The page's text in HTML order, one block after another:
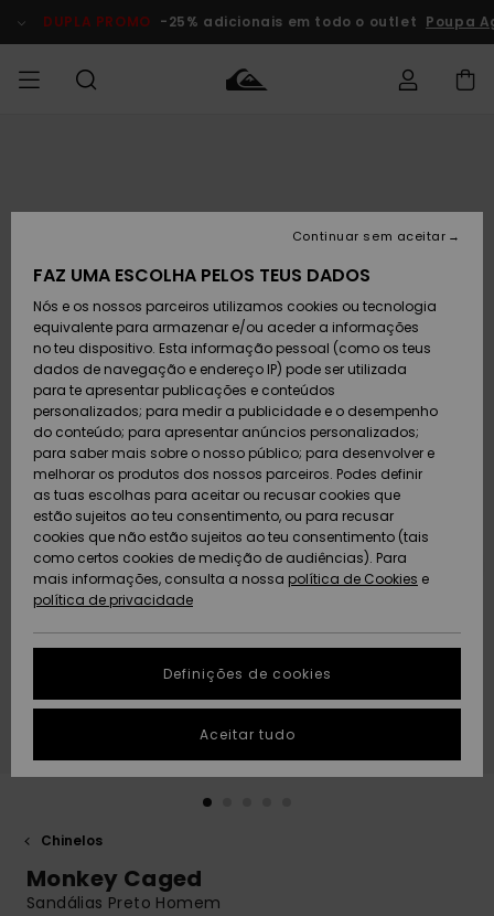
do
DUPLA PROMO -25% adicionais em todo o outlet Poupa
Calçado e
chinelos
Surfe/água
Snow
Artigos
recém-
chegados
Coleções
MENINO
Calçado e
chinelos
Surfe/água
Neve
Artigos
recém-
chegados
Highlights
MULHER
chegados
Highlights
Snow
SURF
Crianças
Highlights
Community
SNOW
Artigos
Criança
Snow Shop
Feminino
Highlights
Community
DUPLA
PROMO
Criança
Outlet
Mulher
AJUDA
Devoluções
Pagamento
Cartão
presente
Quiksilver
Freedom
Protecção de
dados
Guia de
tamanhos
conversa para
obteres a
resposta mais
rápida à tua
conversa
SUSTAINABILITY
PRESENTE
DESEJO
Chinelos
Monkey Caged
Sandálias Preto Homem
FAZ UMA ESCOLHA PELOS TEUS DADOS
Nós e os nossos parceiros utilizamos cookies ou tecnologia
equivalente para armazenar e/ou aceder a informações
no teu dispositivo. Esta informação pessoal (como os teus
dados de navegação e endereço IP) pode ser utilizada
para te apresentar publicações e conteúdos
personalizados; para medir a publicidade e o desempenho
do conteúdo; para apresentar anúncios personalizados;
para saber mais sobre o nosso público; para desenvolver e
melhorar os produtos dos nossos parceiros. Podes definir
as tuas escolhas para aceitar ou recusar cookies que
estão sujeitos ao teu consentimento, ou para recusar
cookies que não estão sujeitos ao teu consentimento (tais
como certos cookies de medição de audiências). Para
mais informações, consulta a nossa política de Cookies e
política de privacidade
Definições de cookies
Continuar sem aceitar
Aceitar tudo